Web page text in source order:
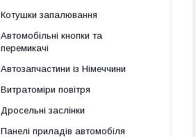
Котушки запалювання
Автомобільні кнопки та
перемикачі
Автозапчастини із Німеччини
Витратоміри повітря
Дросельні заслінки
Панелі приладів автомобіля